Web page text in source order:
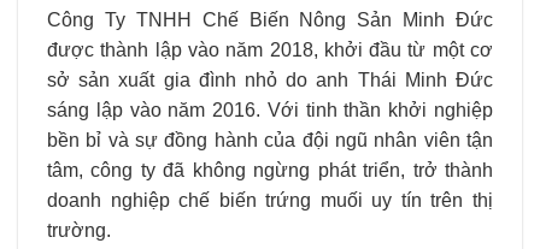
Công Ty TNHH Chế Biến Nông Sản Minh Đức
được thành lập vào năm 2018, khởi đầu từ một cơ
sở sản xuất gia đình nhỏ do anh Thái Minh Đức
sáng lập vào năm 2016. Với tinh thần khởi nghiệp
bền bỉ và sự đồng hành của đội ngũ nhân viên tận
tâm, công ty đã không ngừng phát triển, trở thành
doanh nghiệp chế biến trứng muối uy tín trên thị
trường.